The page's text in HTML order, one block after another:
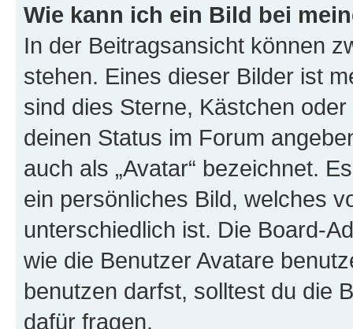
Wie kann ich ein Bild bei
In der Beitragsansicht können
stehen. Eines dieser Bilder ist
sind dies Sterne, Kästchen
deinen Status im Forum
auch als „Avatar“ bezeichnet.
ein persönliches Bild, welches
unterschiedlich ist. Die Board-
wie die Benutzer Avatare
benutzen darfst, solltest du die
dafür fragen.